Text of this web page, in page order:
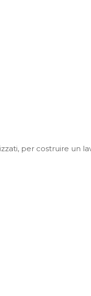
per costruire un